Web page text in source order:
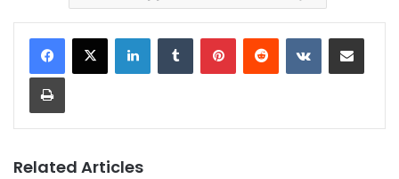
LinkedInTumblr PinterestReddit VKontakteShare via Email
Print
Related Articles